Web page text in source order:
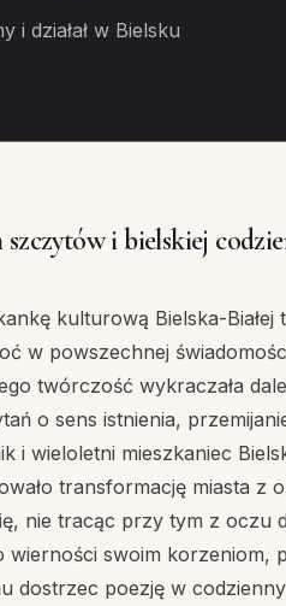
i działał w Bielsku
i bielskiej
kulturową Bielska-Białej
w powszechnej
twórczość wykraczała
o sens istnienia,
i wieloletni mieszkaniec
transformację miasta z
nie tracąc przy tym z oczu
swoim korzeniom,
dostrzec poezję w